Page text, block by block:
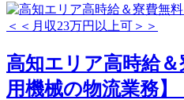
高知エリア高時給
用機械の物流業務】